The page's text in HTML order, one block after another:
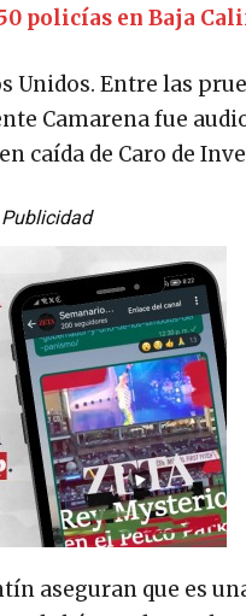
policías en Baja
Unidos. Entre las
Camarena fue
caída de Caro de
Publicidad
aseguran que es